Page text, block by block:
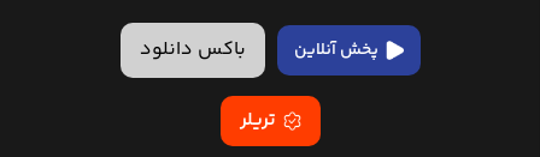
پخش آنلاین باکس دانلود
تریلر